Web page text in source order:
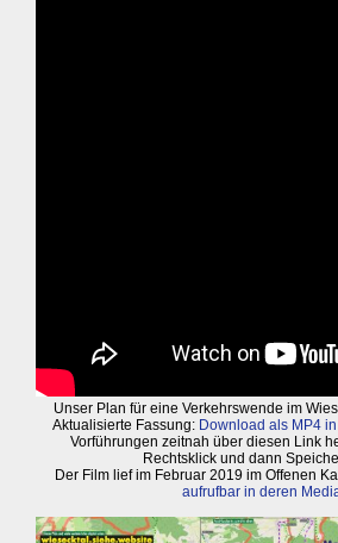
Unser Plan für eine Verkehrswende im
Aktualisierte Fassung: Download als MP4
Vorführungen zeitnah über diesen Link
Rechtsklick und dann
Der Film lief im Februar 2019 im Offenen
aufrufbar in deren